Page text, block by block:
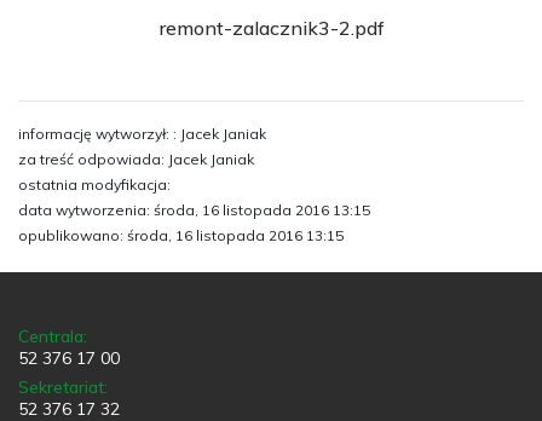
remont-zalacznik3-2.pdf
informację wytworzył: : Jacek Janiak
za treść odpowiada: Jacek Janiak
ostatnia modyfikacja:
data wytworzenia: środa, 16 listopada 2016 13:15
opublikowano: środa, 16 listopada 2016 13:15
Centrala:
52 376 17 00
Sekretariat:
52 376 17 32